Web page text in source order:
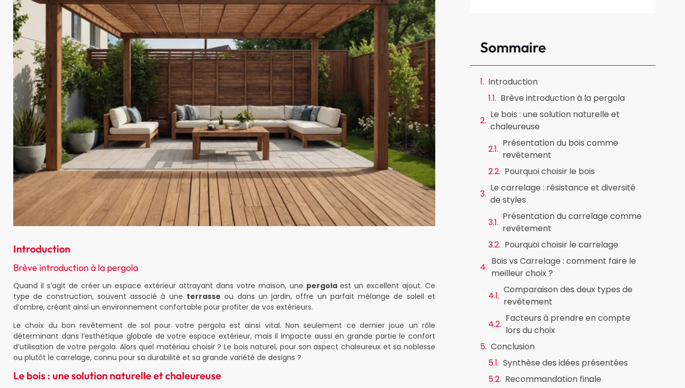
Introduction
Brève introduction à la pergola
Quand il s’agit de créer un espace extérieur attrayant dans votre maison, une pergolaest un excellent ajout. Ce
type de construction, souvent associé à une terrasse ou dans un jardin, offre un parfait mélange de soleil et
d’ombre, créant ainsi un environnement confortable pour profiter de vos extérieurs.
Le choix du bon revêtement de sol pour votre pergola est ainsi vital. Non seulement ce dernier joue un rôle
déterminant dans l’esthétique globale de votre espace extérieur, mais il impacte aussi en grande partie le confort
d’utilisation de votre pergola. Alors quel matériau choisir ? Le bois naturel, pour son aspect chaleureux et sa noblesse
ou plutôt le carrelage, connu pour sa durabilité et sa grande variété de designs ?
Le bois : une solution naturelle et chaleureuse
Sommaire
Introduction
Brève introduction à la pergola
Le bois : une solution naturelle et
chaleureuse
Présentation du bois comme
revêtement
Pourquoi choisir le bois
Le carrelage : résistance et diversité
de styles
Présentation du carrelage comme
revêtement
Pourquoi choisir le carrelage
Bois vs Carrelage : comment faire le
meilleur choix ?
Comparaison des deux types de
revêtement
Facteurs à prendre en compte
lors du choix
Conclusion
Synthèse des idées présentées
Recommandation finale